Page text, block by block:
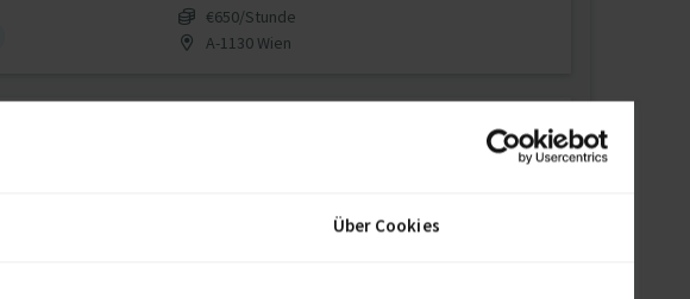
Über Cookies
€650/Stunde
A-1130 Wien